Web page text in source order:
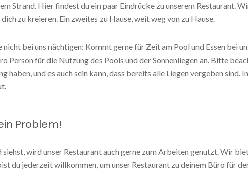
Strand. Hier findest du ein paar Eindrücke zu unserem Restaurant.
zu kreieren. Ein zweites zu Hause, weit weg von zu Hause.
bei uns nächtigen: Kommt gerne für Zeit am Pool und Essen bei
Person für die Nutzung des Pools und der Sonnenliegen an. Bitte
haben, und es auch sein kann, dass bereits alle Liegen vergeben sind.
Problem!
wird unser Restaurant auch gerne zum Arbeiten genutzt. Wir
du jederzeit willkommen, um unser Restaurant zu deinem Büro für